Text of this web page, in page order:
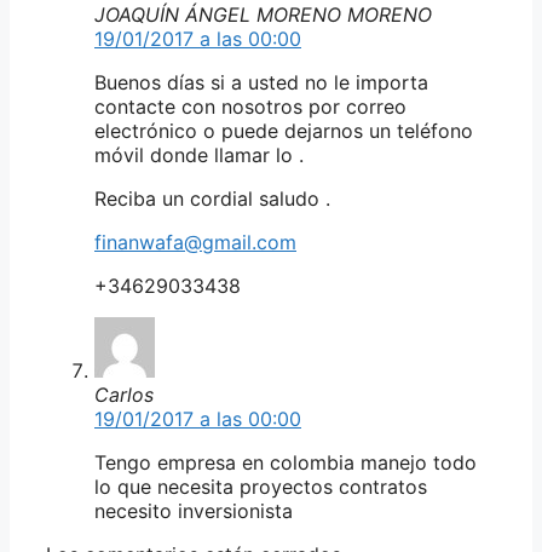
JOAQUÍN ÁNGEL MORENO MORENO
19/01/2017 a las 00:00
Buenos días si a usted no le importa
contacte con nosotros por correo
electrónico o puede dejarnos un teléfono
móvil donde llamar lo .
Reciba un cordial saludo .
finanwafa@gmail.com
+34629033438
Carlos
19/01/2017 a las 00:00
Tengo empresa en colombia manejo todo
lo que necesita proyectos contratos
necesito inversionista